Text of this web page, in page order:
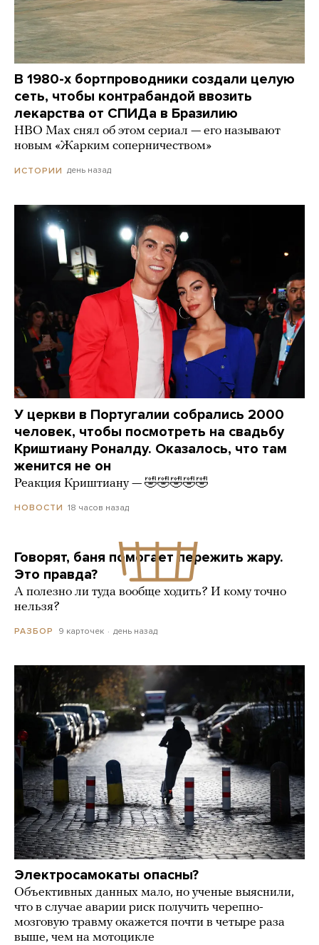
В 1980-х бортпроводники создали целую
сеть, чтобы контрабандой ввозить
лекарства от СПИДа в Бразилию
HBO Max снял об этом сериал — его называют
новым «Жарким соперничеством»
ИСТОРИИ день назад
У церкви в Португалии собрались 2000
человек, чтобы посмотреть на свадьбу
Криштиану Роналду. Оказалось, что там
женится не он
Реакция Криштиану — 🤣🤣🤣🤣🤣
НОВОСТИ 18 часов назад
Говорят, баня помогает пережить жару.
Это правда?
А полезно ли туда вообще ходить? И кому точно
нельзя?
РАЗБОР 9 карточек день назад
Электросамокаты опасны?
Объективных данных мало, но ученые выяснили,
что в случае аварии риск получить черепно-
мозговую травму окажется почти в четыре раза
выше, чем на мотоцикле